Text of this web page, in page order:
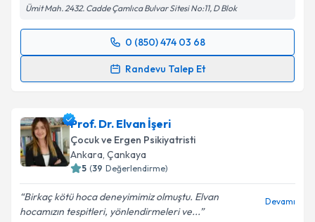
Ümit Mah. 2432. Cadde Çamlıca Bulvar Sitesi No:11, D Blok
0 (850) 474 03 68
Randevu Talep Et
Randevu Takvimi Talebi
için bir takvim hazırlandığında e-posta ile
bilgilendireceğiz.
E-posta Adresiniz
Prof. Dr. Elvan İşeri
Çocuk ve Ergen Psikiyatristi
Ankara, Çankaya
5 (39 Değerlendirme)
Birkaç kötü hoca deneyimimiz olmuştu. Elvan
hocamızın tespitleri, yönlendirmeleri ve...
Devamı